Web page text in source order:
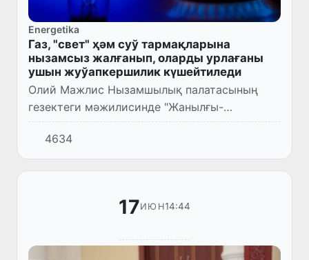
Energetika
Газ, "свет" ҳәм суў тармақларына
нызамсыз жалғанып, оларды урлағаны
ушын жуўапкершилик күшейтиледи
Олий Мажлис Нызамшылық палатасының
гезектеги мәжилисинде "Жанылғы-
энергетика тараўындағы
ҳуқықбузарлықларға қарсы гүресиў
механизмлерин жетилистириўге қаратылған"
4634
17ИЮН14:44